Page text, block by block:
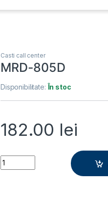
Casti call center
MRD-805D
Disponibilitate:În stoc
182.00 lei
MRD-805D quantity